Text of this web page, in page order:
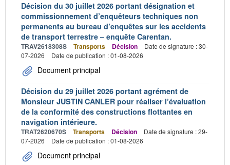
Décision du 30 juillet 2026 portant désignation et
commissionnement d’enquêteurs techniques non
permanents au bureau d’enquêtes sur les accidents
de transport terrestre – enquête Carentan.
TRAV2618308S Transports Décision
Date de signature : 30-
07-2026
Date de publication : 01-08-2026
Document principal
Décision du 29 juillet 2026 portant agrément de
Monsieur JUSTIN CANLER pour réaliser l’évaluation
de la conformité des constructions flottantes en
navigation intérieure.
TRAT2620670S Transports Décision
Date de signature : 29-
07-2026
Date de publication : 01-08-2026
Document principal